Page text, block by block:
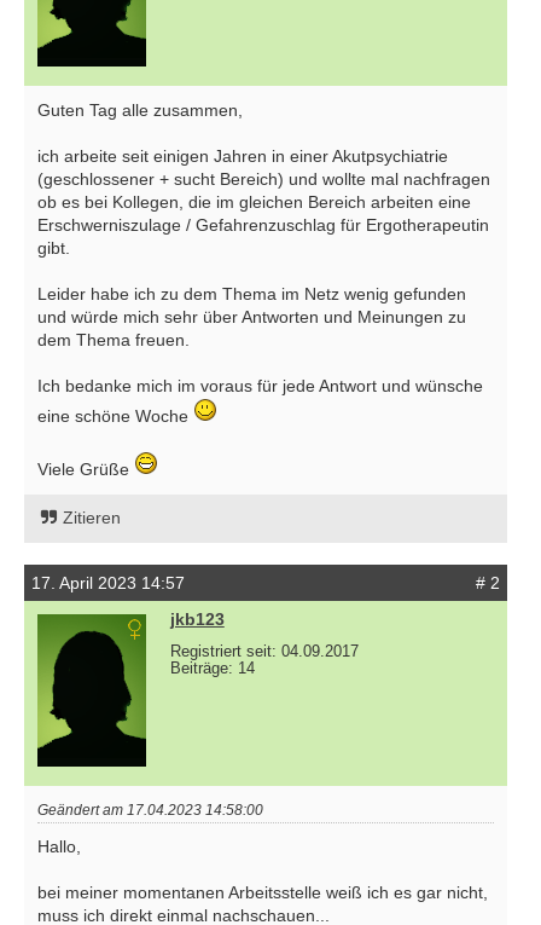
Guten Tag alle zusammen,
ich arbeite seit einigen Jahren in einer Akutpsychiatrie
(geschlossener + sucht Bereich) und wollte mal nachfragen
ob es bei Kollegen, die im gleichen Bereich arbeiten eine
Erschwerniszulage / Gefahrenzuschlag für Ergotherapeutin
gibt.
Leider habe ich zu dem Thema im Netz wenig gefunden
und würde mich sehr über Antworten und Meinungen zu
dem Thema freuen.
Ich bedanke mich im voraus für jede Antwort und wünsche
eine schöne Woche
Viele Grüße
Zitieren
17. April 2023 14:57
# 2
jkb123
Registriert seit: 04.09.2017
Beiträge: 14
Geändert am 17.04.2023 14:58:00
Hallo,
bei meiner momentanen Arbeitsstelle weiß ich es gar nicht,
muss ich direkt einmal nachschauen...